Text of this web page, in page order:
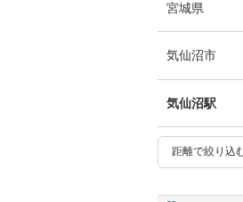
宮城県
気仙沼市
気仙沼駅